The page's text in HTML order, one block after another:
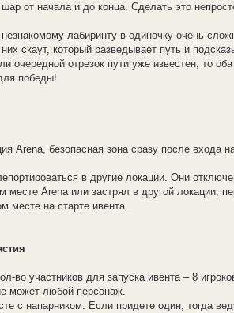
от начала и до конца. Сделать это
лабиринту в одиночку очень
скаут, который разведывает путь и
очередной отрезок пути уже известен, то
победы!
Arena, безопасная зона сразу после входа
в другие локации. Они
месте Arena или застрял в другой локации,
месте на старте ивента.
во участников для запуска ивента – 8
может любой персонаж.
с напарником. Если придете один, тогда